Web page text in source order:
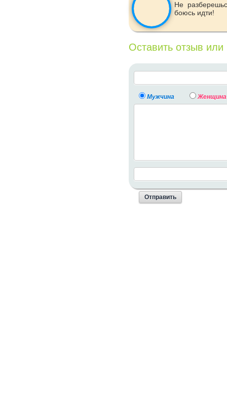
Не
боюсь идти!
Оставить отзыв
Мужчина Женщина